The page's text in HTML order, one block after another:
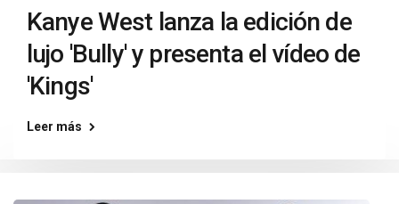
Kanye West lanza la edición de
lujo 'Bully' y presenta el vídeo de
'Kings'
Leer más